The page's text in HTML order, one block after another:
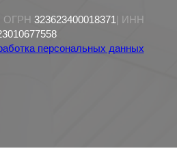
ОГРН 323623400018371| ИНН
персональных данных